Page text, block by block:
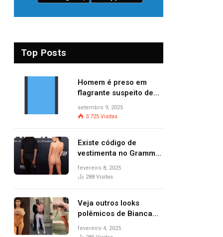
Top Posts
Homem é preso em
flagrante suspeito de
provocar dois incêndios
criminosos no mesmo
setembro 9, 2025
3.725 Visitas
Existe código de
vestimenta no Grammy?
Questionamento surgiu
após Bianca Censori,
premiação
fevereiro 8, 2025
288 Visitas
Veja outros looks
polêmicos de Bianca
Censori, esposa de
Kanye West que
fevereiro 4, 2025